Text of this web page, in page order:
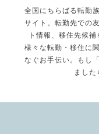
全国にちらばる転勤
サイト。転勤先での
ト情報、移住先候
様々な転勤・移住に
なぐお手伝い。もし
ました